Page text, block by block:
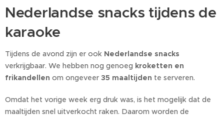
Nederlandse snacks tijdens de
karaoke 🍟
Tijdens de avond zijn er ook Nederlandse snacks
verkrijgbaar. We hebben nog genoeg kroketten en
frikandellen om ongeveer 35 maaltijden te serveren.
Omdat het vorige week erg druk was, is het mogelijk dat de
maaltijden snel uitverkocht raken. Daarom worden de